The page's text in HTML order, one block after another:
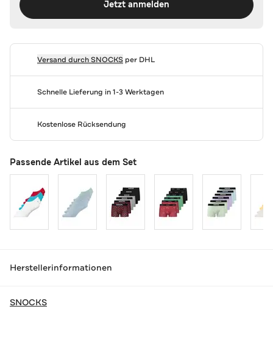
Jetzt anmelden
Versand durchSNOCKSper DHL
Schnelle Lieferung in 1-3 Werktagen
Kostenlose Rücksendung
Passende Artikel aus dem Set
Herstellerinformationen
SNOCKS